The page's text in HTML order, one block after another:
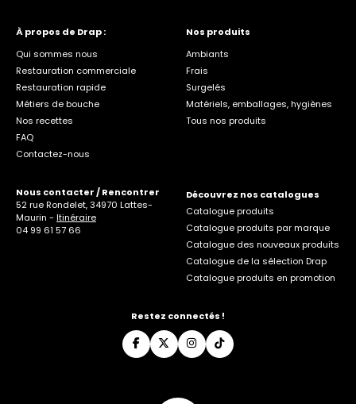
À propos de Drap :
Qui sommes nous
Restauration commerciale
Restauration rapide
Métiers de bouche
Nos recettes
FAQ
Contactez-nous
Nos produits
Ambiants
Frais
Surgelés
Matériels, emballages, hygiènes
Tous nos produits
Nous contacter / Rencontrer
52 rue Rondelet, 34970 Lattes-
Maurin - Itinéraire
04 99 61 57 66
Découvrez nos catalogues
Catalogue produits
Catalogue produits par marque
Catalogue des nouveaux produits
Catalogue de la sélection Drap
Catalogue produits en promotion
Restez connectés !